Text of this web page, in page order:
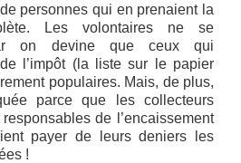
personnes qui en prenaient la
Les volontaires ne se
on devine que ceux qui
de l’impôt (la liste sur le papier
populaires. Mais, de plus,
parce que les collecteurs
de l’encaissement
payer de leurs deniers les
!